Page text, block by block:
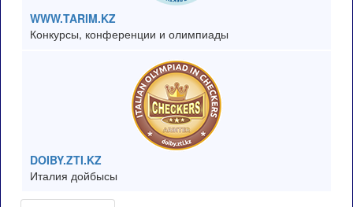
WWW.TARIM.KZ
Конкурсы, конференции и олимпиады
DOIBY.ZTI.KZ
Италия дойбысы